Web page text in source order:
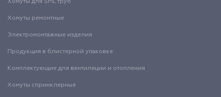
Хомуты для SML труб
Хомуты ремонтные
Электромонтажные изделия
Продукция в блистерной упаковке
Комплектующие для вентиляции и отопления
Хомуты спринклерные